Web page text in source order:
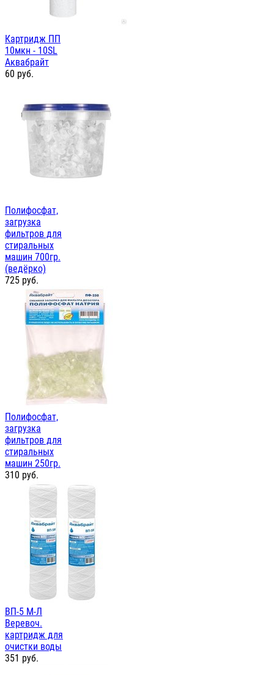
Картридж ПП
10мкн - 10SL
Аквабрайт
60 руб.
Полифосфат,
загрузка
фильтров для
стиральных
машин 700гр.
(ведёрко)
725 руб.
Полифосфат,
загрузка
фильтров для
стиральных
машин 250гр.
310 руб.
ВП-5 М-Л
Веревоч.
картридж для
очистки воды
351 руб.